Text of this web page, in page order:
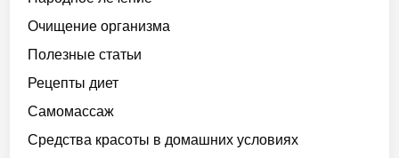
Очищение организма
Полезные статьи
Рецепты диет
Самомассаж
Средства красоты в домашних условиях